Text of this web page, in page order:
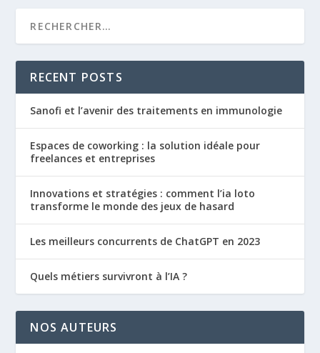
RECENT POSTS
Sanofi et l’avenir des traitements en immunologie
Espaces de coworking : la solution idéale pour
freelances et entreprises
Innovations et stratégies : comment l’ia loto
transforme le monde des jeux de hasard
Les meilleurs concurrents de ChatGPT en 2023
Quels métiers survivront à l’IA ?
NOS AUTEURS